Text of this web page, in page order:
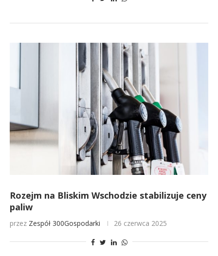
Rozejm na Bliskim Wschodzie stabilizuje ceny
paliw
przez Zespół 300Gospodarki 26 czerwca 2025